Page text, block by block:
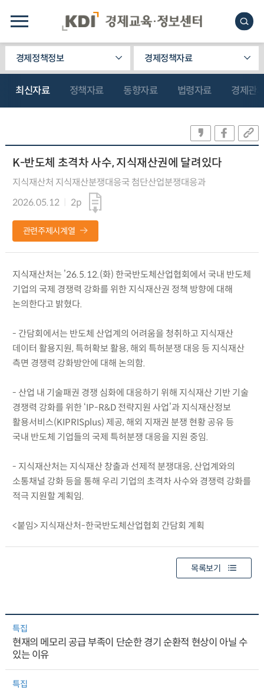
경제정책정보 경제정책자료
최신자료 정책자료 동향자료 법령자료 경제관
K-반도체 초격차 사수, 지식재산권에 달려있다
지식재산처 지식재산분쟁대응국 첨단산업분쟁대응과
2026.05.12
2p
관련주제시계열
지식재산처는 ’26.5.12.(화) 한국반도체산업협회에서 국내 반도체
기업의 국제 경쟁력 강화를 위한 지식재산권 정책 방향에 대해
논의한다고 밝혔다.
- 간담회에서는 반도체 산업계의 어려움을 청취하고 지식재산
데이터 활용지원, 특허확보 활용, 해외 특허분쟁 대응 등 지식재산
측면 경쟁력 강화방안에 대해 논의함.
- 산업 내 기술패권 경쟁 심화에 대응하기 위해 지식재산 기반 기술
경쟁력 강화를 위한 ‘IP-R&D 전략지원 사업’과 지식재산정보
활용서비스(KIPRISplus) 제공, 해외 지재권 분쟁 현황 공유 등
국내 반도체 기업들의 국제 특허분쟁 대응을 지원 중임.
- 지식재산처는 지식재산 창출과 선제적 분쟁대응, 산업계와의
소통채널 강화 등을 통해 우리 기업의 초격차 사수와 경쟁력 강화를
적극 지원할 계획임.
<붙임> 지식재산처-한국반도체산업협회 간담회 계획
목록보기
특집
현재의 메모리 공급 부족이 단순한 경기 순환적 현상이 아닐 수
있는 이유
특집